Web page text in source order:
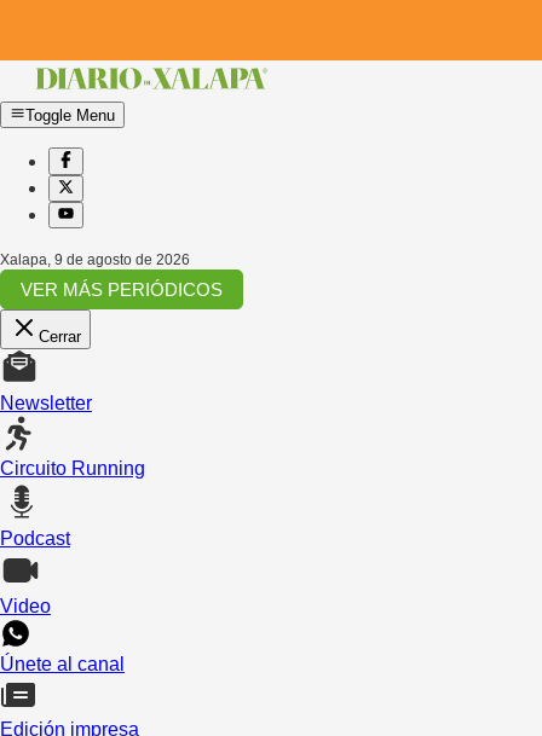
Toggle Menu
Xalapa, 9 de agosto de 2026
VER MÁS PERIÓDICOS
Cerrar
Newsletter
Circuito Running
Podcast
Video
Únete al canal
Edición impresa